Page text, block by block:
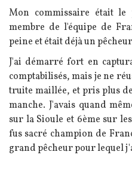
Mon commissaire était
membre de l'équipe de
peine et était déjà un
J'ai démarré fort en
comptabilisés, mais je ne
truite maillée, et pris plus
manche. J'avais quand
sur la Sioule et 6ème sur
fus sacré champion de
grand pêcheur pour lequel